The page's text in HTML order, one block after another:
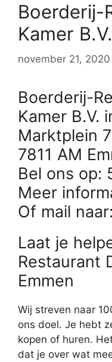
Boerderij-
Kamer
november 21, 2020
Boerderij-
Kamer B.V.
Marktplein 7
7811 AM
Bel ons op:
Meer
Of mail naar:
Laat je
Restaurant
Emmen
Wij streven naar
ons doel. Je hebt
kopen of huren.
dat je over wat